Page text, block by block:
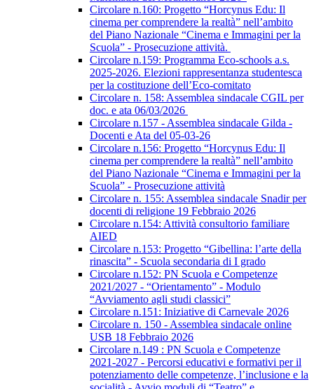
Circolare n.160: Progetto “Horcynus Edu: Il
cinema per comprendere la realtà” nell’ambito
del Piano Nazionale “Cinema e Immagini per la
Scuola” - Prosecuzione attività.
Circolare n.159: Programma Eco-schools a.s.
2025-2026. Elezioni rappresentanza studentesca
per la costituzione dell’Eco-comitato
Circolare n. 158: Assemblea sindacale CGIL per
doc. e ata 06/03/2026
Circolare n.157 - Assemblea sindacale Gilda -
Docenti e Ata del 05-03-26
Circolare n.156: Progetto “Horcynus Edu: Il
cinema per comprendere la realtà” nell’ambito
del Piano Nazionale “Cinema e Immagini per la
Scuola” - Prosecuzione attività
Circolare n. 155: Assemblea sindacale Snadir per
docenti di religione 19 Febbraio 2026
Circolare n.154: Attività consultorio familiare
AIED
Circolare n.153: Progetto “Gibellina: l’arte della
rinascita” - Scuola secondaria di I grado
Circolare n.152: PN Scuola e Competenze
2021/2027 - “Orientamento” - Modulo
“Avviamento agli studi classici”
Circolare n.151: Iniziative di Carnevale 2026
Circolare n. 150 - Assemblea sindacale online
USB 18 Febbraio 2026
Circolare n.149 : PN Scuola e Competenze
2021-2027 - Percorsi educativi e formativi per il
potenziamento delle competenze, l’inclusione e la